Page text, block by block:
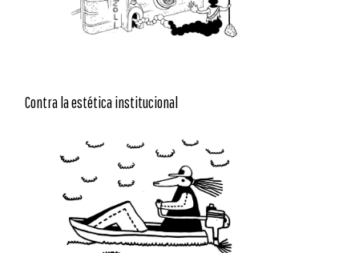
Contra la estética institucional